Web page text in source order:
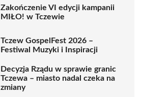
Zakończenie VI edycji kampanii
MIŁO! w Tczewie
Tczew GospelFest 2026 –
Festiwal Muzyki i Inspiracji
Decyzja Rządu w sprawie granic
Tczewa – miasto nadal czeka na
zmiany